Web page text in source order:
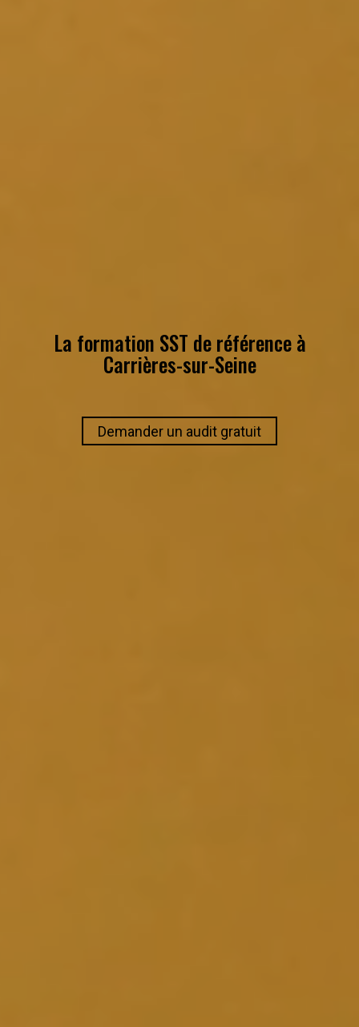
La formation SST de référence à
Carrières-sur-Seine
Demander un audit gratuit